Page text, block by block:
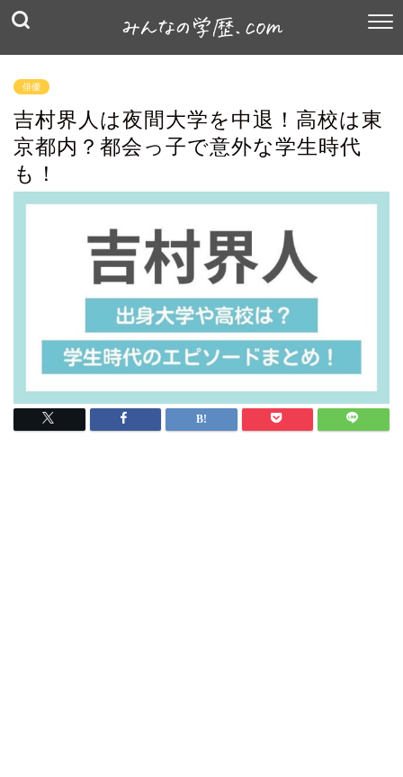
俳優
吉村界人は夜間大学を中退！高校は東
京都内？都会っ子で意外な学生時代
も！